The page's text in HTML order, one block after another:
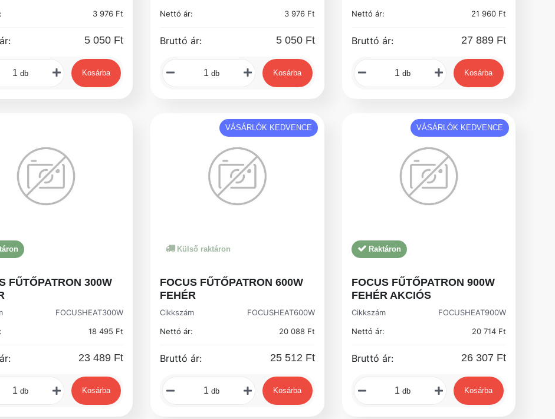
3 976 Ft
5 050 Ft
db Kosárba
Nettó ár:
3 976 Ft
Bruttó ár: 5 050 Ft
db Kosárba
Nettó ár:
21 960 Ft
Bruttó ár: 27 889 Ft
db Kosárba
FŰTŐPATRON 300W
FOCUSHEAT300W
18 495 Ft
23 489 Ft
db Kosárba
VÁSÁRLÓK KEDVENCE
Külső raktáron
FOCUS FŰTŐPATRON 600W
FEHÉR
Cikkszám
FOCUSHEAT600W
Nettó ár:
20 088 Ft
Bruttó ár: 25 512 Ft
db Kosárba
VÁSÁRLÓK KEDVENCE
Raktáron
FOCUS FŰTŐPATRON 900W
FEHÉR AKCIÓS
Cikkszám
FOCUSHEAT900W
Nettó ár:
20 714 Ft
Bruttó ár: 26 307 Ft
db Kosárba